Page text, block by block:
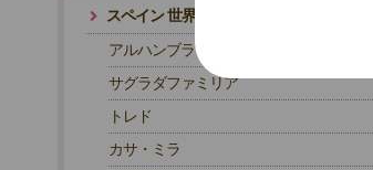
スペイン 世界遺産
アルハンブラ宮殿
サグラダファミリア
トレド
カサ・ミラ